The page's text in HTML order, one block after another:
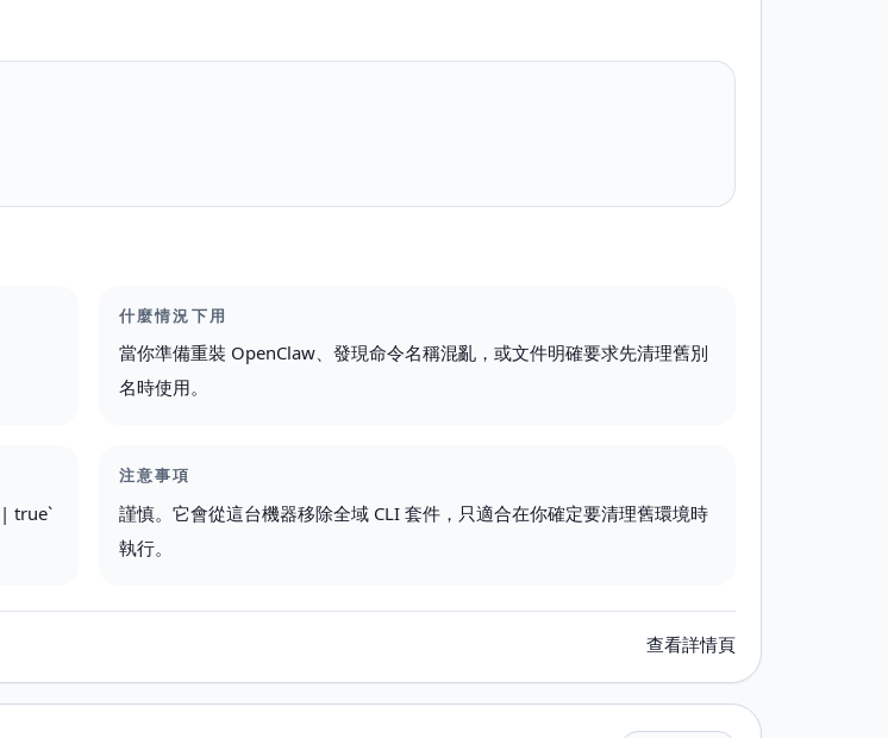
什麼情況下用
當你準備重裝 OpenClaw、發現命令名稱混亂，或文件明確要求先清理舊別
名時使用。
true`
注意事項
謹慎。它會從這台機器移除全域 CLI 套件，只適合在你確定要清理舊環境時
執行。
查看詳情頁